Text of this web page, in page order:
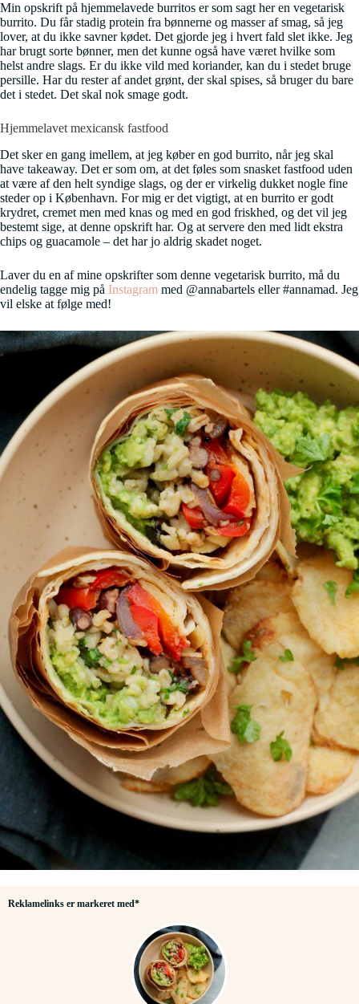
Min opskrift på hjemmelavede burritos er som sagt her en vegetarisk
burrito. Du får stadig protein fra bønnerne og masser af smag, så jeg
lover, at du ikke savner kødet. Det gjorde jeg i hvert fald slet ikke. Jeg
har brugt sorte bønner, men det kunne også have været hvilke som
helst andre slags. Er du ikke vild med koriander, kan du i stedet bruge
persille. Har du rester af andet grønt, der skal spises, så bruger du bare
det i stedet. Det skal nok smage godt.
Hjemmelavet mexicansk fastfood
Det sker en gang imellem, at jeg køber en god burrito, når jeg skal
have takeaway. Det er som om, at det føles som snasket fastfood uden
at være af den helt syndige slags, og der er virkelig dukket nogle fine
steder op i København. For mig er det vigtigt, at en burrito er godt
krydret, cremet men med knas og med en god friskhed, og det vil jeg
bestemt sige, at denne opskrift har. Og at servere den med lidt ekstra
chips og guacamole – det har jo aldrig skadet noget.
Laver du en af mine opskrifter som denne vegetarisk burrito, må du
endelig tagge mig på Instagram med @annabartels eller #annamad. Jeg
vil elske at følge med!
Reklamelinks er markeret med*